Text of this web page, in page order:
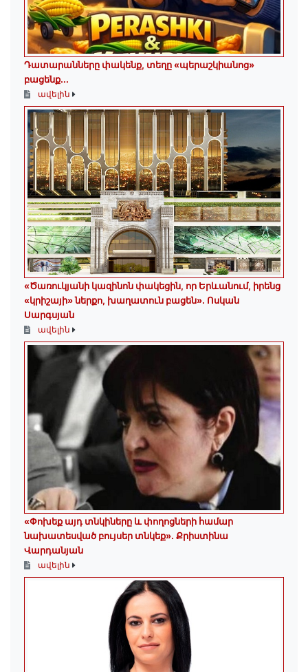
Դատարանները փակենք, տեղը «պերաշկիանոց»
բացենք․․․
ավելին
«Ծառուկյանի կազինոն փակեցին, որ Երևանում, իրենց
«կրիշայի» ներքո, խաղատուն բացեն»․ Ոսկան
Սարգսյան
ավելին
«Փոխեք այդ տնկիները և փողոցների համար
նախատեսված բույսեր տնկեք». Քրիստինա
Վարդանյան
ավելին